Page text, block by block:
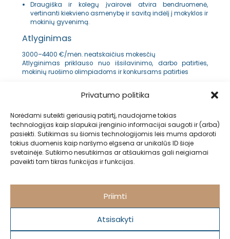
Privatumo politika
Norėdami suteikti geriausią patirtį, naudojame tokias
technologijas kaip slapukai įrenginio informacijai saugoti ir (arba)
pasiekti. Sutikimas su šiomis technologijomis leis mums apdoroti
tokius duomenis kaip naršymo elgsena ar unikalūs ID šioje
svetainėje. Sutikimo nesutikimas ar atšaukimas gali neigiamai
paveikti tam tikras funkcijas ir funkcijas.
Priimti
Atsisakyti
Draugiška ir kolegų įvairovei atvira bendruomenė,
vertinanti kiekvieno asmenybę ir savitą indėlį į mokyklos ir
mokinių gyvenimą.
Atlyginimas
3000–4400 €/mėn. neatskaičius mokesčių
Atlyginimas priklauso nuo išsilavinimo, darbo patirties,
mokinių ruošimo olimpiadoms ir konkursams patirties
info@kmmokykla.lt.
ATGAL